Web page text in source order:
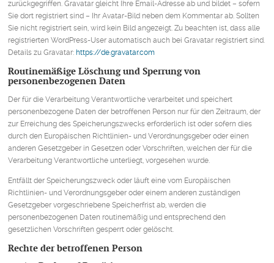
zurückgegriffen. Gravatar gleicht Ihre Email-Adresse ab und bildet – sofern
Sie dort registriert sind – Ihr Avatar-Bild neben dem Kommentar ab. Sollten
Sie nicht registriert sein, wird kein Bild angezeigt. Zu beachten ist, dass alle
registrierten WordPress-User automatisch auch bei Gravatar registriert sind.
Details zu Gravatar: https://de.gravatar.com
Routinemäßige Löschung und Sperrung von
personenbezogenen Daten
Der für die Verarbeitung Verantwortliche verarbeitet und speichert
personenbezogene Daten der betroffenen Person nur für den Zeitraum, der
zur Erreichung des Speicherungszwecks erforderlich ist oder sofern dies
durch den Europäischen Richtlinien- und Verordnungsgeber oder einen
anderen Gesetzgeber in Gesetzen oder Vorschriften, welchen der für die
Verarbeitung Verantwortliche unterliegt, vorgesehen wurde.
Entfällt der Speicherungszweck oder läuft eine vom Europäischen
Richtlinien- und Verordnungsgeber oder einem anderen zuständigen
Gesetzgeber vorgeschriebene Speicherfrist ab, werden die
personenbezogenen Daten routinemäßig und entsprechend den
gesetzlichen Vorschriften gesperrt oder gelöscht.
Rechte der betroffenen Person